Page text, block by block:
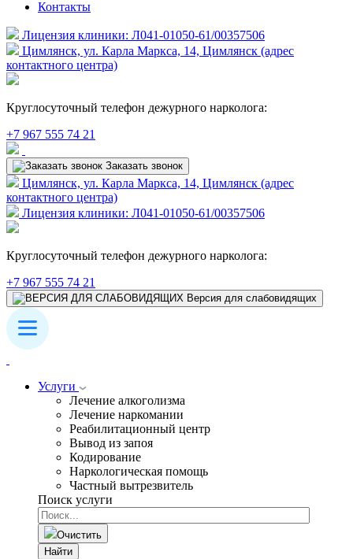
Контакты
Лицензия клиники: Л041-01050-61/00357506
Цимлянск, ул. Карла Маркса, 14, Цимлянск (адрес
контактного центра)
Круглосуточный телефон дежурного нарколога:
+7 967 555 74 21
Заказать звонок
Цимлянск, ул. Карла Маркса, 14, Цимлянск (адрес
контактного центра)
Лицензия клиники: Л041-01050-61/00357506
Круглосуточный телефон дежурного нарколога:
+7 967 555 74 21
Версия для слабовидящих
Услуги
Лечение алкоголизма
Лечение наркомании
Реабилитационный центр
Вывод из запоя
Кодирование
Наркологическая помощь
Частный вытрезвитель
Поиск услуги
Очистить
Найти